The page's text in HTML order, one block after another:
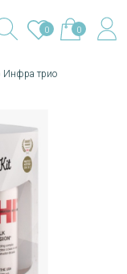
0 0
Инфра трио